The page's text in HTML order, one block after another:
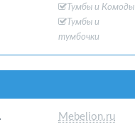
Тумбы и Комоды
Тумбы и
тумбочки
Mebelion.ru